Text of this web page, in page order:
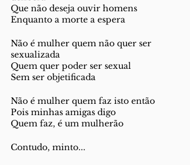
Que não deseja ouvir homens
Enquanto a morte a espera
Não é mulher quem não quer ser
sexualizada
Quem quer poder ser sexual
Sem ser objetificada
Não é mulher quem faz isto então
Pois minhas amigas digo
Quem faz, é um mulherão
Contudo, minto...